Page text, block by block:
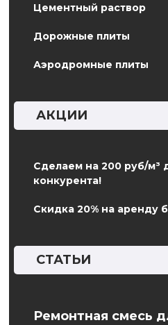
Цементный раствор
Дорожные плиты
Аэродромные плиты
АКЦИИ
Сделаем на 200 руб/м³
конкурента!
Скидка 20% на аренду
СТАТЬИ
Ремонтная смесь